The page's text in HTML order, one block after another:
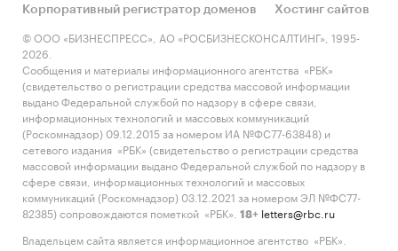
Корпоративный регистратор доменов
Хостинг сайтов
© ООО «БИЗНЕСПРЕСС», АО «РОСБИЗНЕСКОНСАЛТИНГ», 1995-
2026.
Сообщения и материалы информационного агентства «РБК»
(свидетельство о регистрации средства массовой информации
выдано Федеральной службой по надзору в сфере связи,
информационных технологий и массовых коммуникаций
(Роскомнадзор) 09.12.2015 за номером ИА №ФС77-63848) и
сетевого издания «РБК» (свидетельство о регистрации средства
массовой информации выдано Федеральной службой по надзору в
сфере связи, информационных технологий и массовых
коммуникаций (Роскомнадзор) 03.12.2021 за номером ЭЛ №ФС77-
82385) сопровождаются пометкой «РБК».
18+ letters@rbc.ru
Владельцем сайта является информационное агентство «РБК».